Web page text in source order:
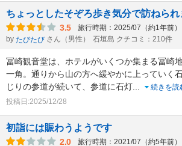
ちょっとしたそぞろ歩き気分で訪ねられ
3.5 旅行時期：2025/07（約1年前）
by たびたび さん（男性） 石垣島 クチコミ：210件
冨崎観音堂は、ホテルがいくつか集まる冨崎
一角。通りから山の方へ緩やかに上っていく
じりの参道が続いて、参道に石灯
続きを読
投稿日:2025/12/28
初詣には賑わうようです
2.0 旅行時期：2021/07（約5年前）